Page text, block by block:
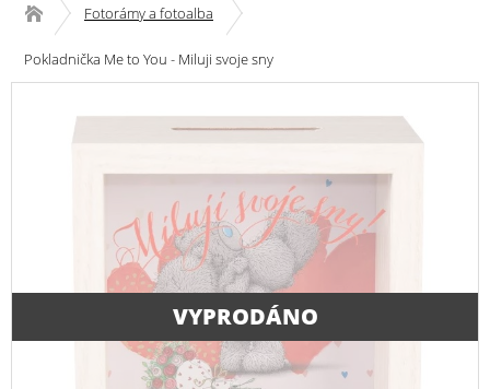
Fotorámy a fotoalba
Pokladnička Me to You - Miluji svoje sny
VYPRODÁNO